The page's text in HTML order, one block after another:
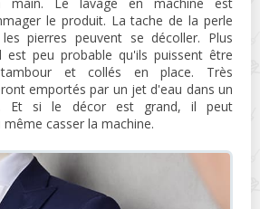
le produit. La tache de la perle
pierres peuvent se décoller. Plus
est peu probable qu'ils puissent être
et collés en place. Très
emportés par un jet d'eau dans un
Et si le décor est grand, il peut
casser la machine.